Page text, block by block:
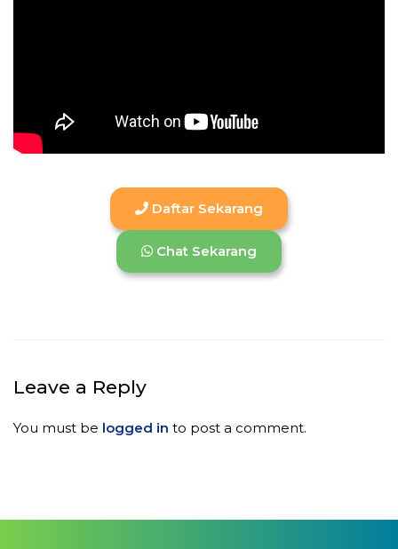
Daftar Sekarang
Chat Sekarang
Leave a Reply
You must be logged in to post a comment.